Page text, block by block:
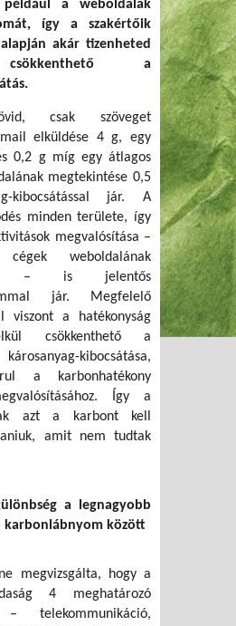
például a weboldalak
így a szakértőik
akár tizenheted
a
csak szöveget
elküldése 4 g, egy
0,2 g míg egy átlagos
megtekintése 0,5
kibocsátással jár. A
minden területe, így
megvalósítása –
weboldalának
– is jelentős
jár. Megfelelő
viszont a hatékonyság
csökkenthető a
kibocsátása,
a karbonhatékony
Így a
azt a karbont kell
amit nem tudtak
a legnagyobb
karbonlábnyom között
megvizsgálta, hogy a
4 meghatározó
– telekommunikáció,